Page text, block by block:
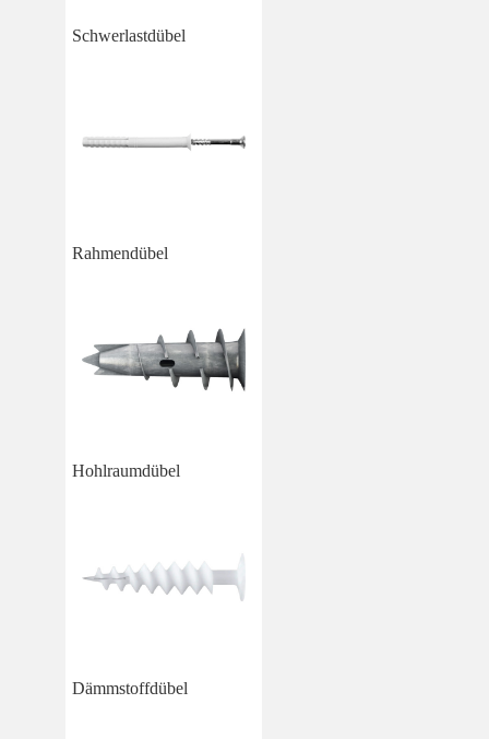
Schwerlastdübel
Rahmendübel
Hohlraumdübel
Dämmstoffdübel